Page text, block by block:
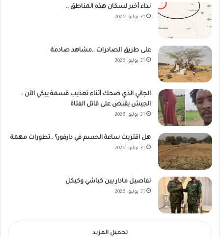
نداء أخير لسكان هذه المناطق ..
31 يوليو، 2026
على طريق الصادرات ..مشاهد صادمة
31 يوليو، 2026
الجاني الذي ضحك أثناء تعذيب قسمة يبكي الآن ..
الجيش يقبض على قاتل الفتاة
31 يوليو، 2026
هل اقتربت ساعة الحسم في دارفور؟ ..تطورات مهمة
31 يوليو، 2026
تفاصيل مادار بين كباشي وكيكل
31 يوليو، 2026
تحميل المزيد